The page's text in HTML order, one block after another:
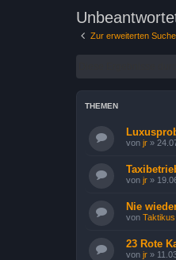
Zur erweiterten Suche
THEMEN
von jr »
von jr »
Nie
von Taktikus
23 Rote
von jr »